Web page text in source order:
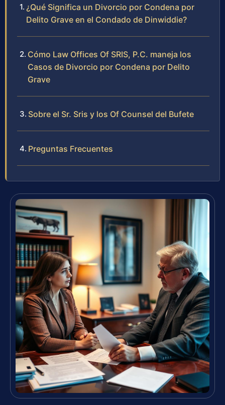
¿Qué Significa un Divorcio por Condena por
Delito Grave en el Condado de Dinwiddie?
Cómo Law Offices Of SRIS, P.C. maneja los
Casos de Divorcio por Condena por Delito
Grave
Sobre el Sr. Sris y los Of Counsel del Bufete
Preguntas Frecuentes